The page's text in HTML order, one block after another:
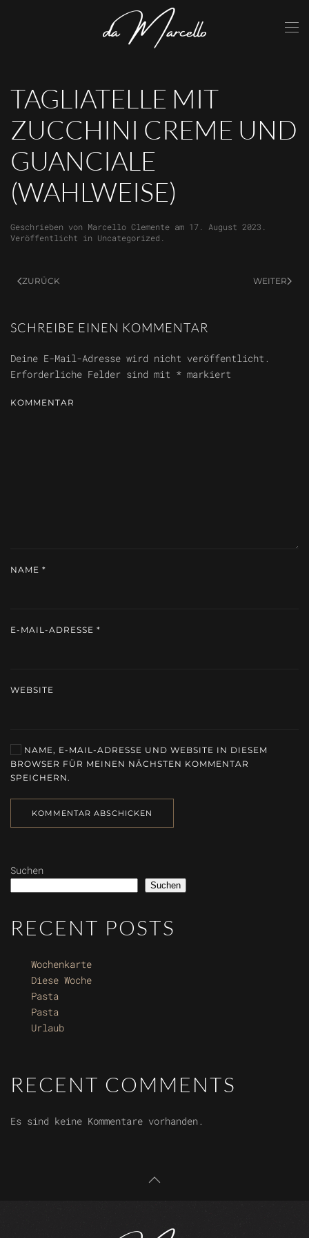
Skip to main content
TAGLIATELLE MIT
ZUCCHINI CREME UND
GUANCIALE
(WAHLWEISE)
Geschrieben von Marcello Clemente am 17. August 2023
Veröffentlicht in Uncategorized
ZURÜCK WEITER
SCHREIBE EINEN KOMMENTAR
Deine E-Mail-Adresse wird nicht veröffentlicht.
Erforderliche Felder sind mit * markiert
KOMMENTAR
NAME *
E-MAIL-ADRESSE *
WEBSITE
NAME, E-MAIL-ADRESSE UND WEBSITE IN DIESEM
BROWSER FÜR MEINEN NÄCHSTEN KOMMENTAR
SPEICHERN.
KOMMENTAR ABSCHICKEN
Suchen
Suchen
RECENT POSTS
Wochenkarte
Diese Woche
Pasta
Pasta
Urlaub
RECENT COMMENTS
Es sind keine Kommentare vorhanden.